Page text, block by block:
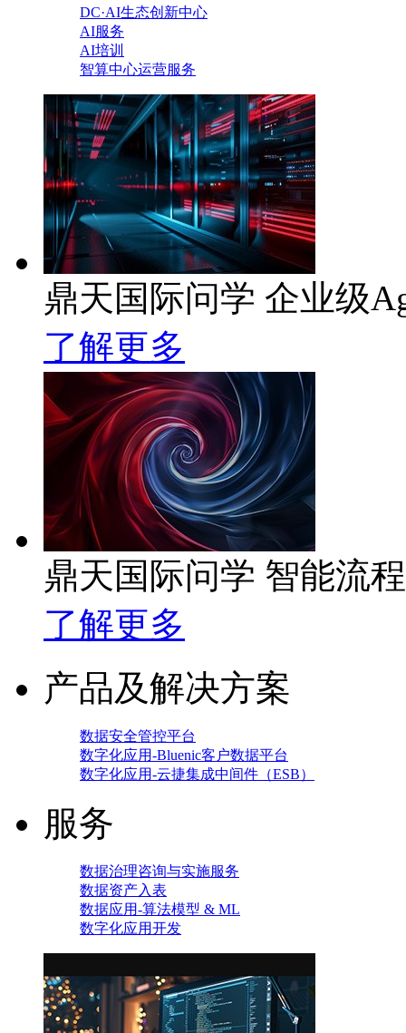
DC·AI生态创新中心
AI服务
AI培训
智算中心运营服务
鼎天国际问学 企业级
了解更多
鼎天国际问学 智能流
了解更多
产品及解决方案
数据安全管控平台
数字化应用-Bluenic客户数据平台
数字化应用-云捷集成中间件（ESB）
服务
数据治理咨询与实施服务
数据资产入表
数据应用-算法模型 & ML
数字化应用开发